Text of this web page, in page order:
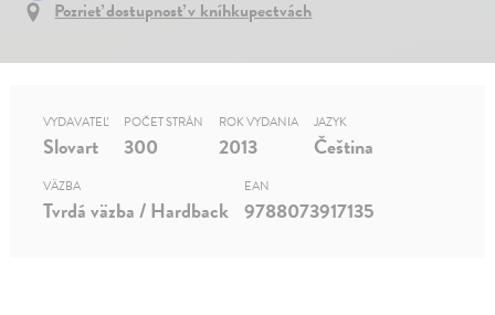
Pozrieť dostupnosť v kníhkupectvách
VYDAVATEĽ
Slovart
POČET STRÁN
300
ROK VYDANIA
2013
JAZYK
Čeština
VÄZBA
Tvrdá väzba / Hardback
EAN
9788073917135